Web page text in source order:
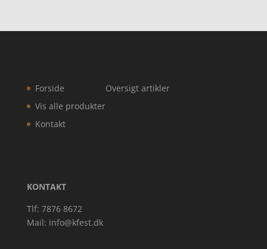
Forside
Vis alle produkter
Kontakt
Oversigt artikler
KONTAKT
Tlf: 7876 8672
Mail: info@kfest.dk